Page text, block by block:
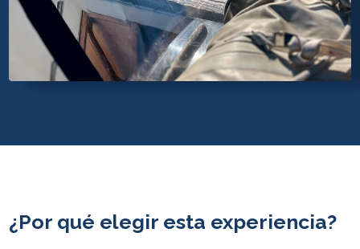
¿Por qué elegir esta experiencia?